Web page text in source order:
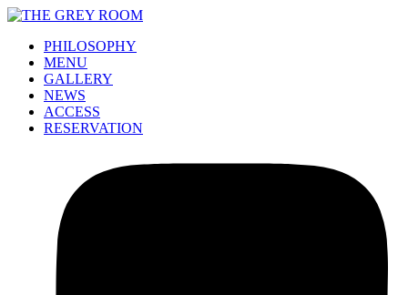
PHILOSOPHY
MENU
GALLERY
NEWS
ACCESS
RESERVATION